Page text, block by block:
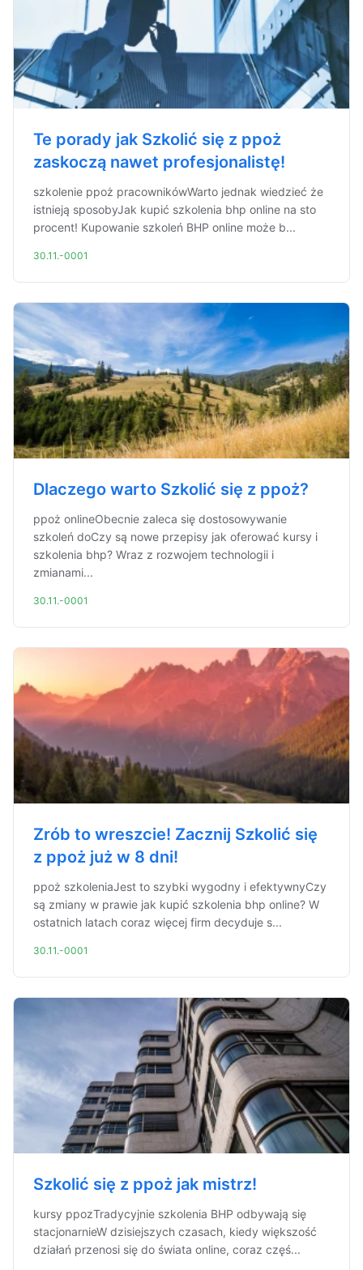
Te porady jak Szkolić się z ppoż
zaskoczą nawet profesjonalistę!
szkolenie ppoż pracownikówWarto jednak wiedzieć że
istnieją sposobyJak kupić szkolenia bhp online na sto
procent! Kupowanie szkoleń BHP online może b...
30.11.-0001
Dlaczego warto Szkolić się z ppoż?
ppoż onlineObecnie zaleca się dostosowywanie
szkoleń doCzy są nowe przepisy jak oferować kursy i
szkolenia bhp? Wraz z rozwojem technologii i
zmianami...
30.11.-0001
Zrób to wreszcie! Zacznij Szkolić się
z ppoż już w 8 dni!
ppoż szkoleniaJest to szybki wygodny i efektywnyCzy
są zmiany w prawie jak kupić szkolenia bhp online? W
ostatnich latach coraz więcej firm decyduje s...
30.11.-0001
Szkolić się z ppoż jak mistrz!
kursy ppozTradycyjnie szkolenia BHP odbywają się
stacjonarnieW dzisiejszych czasach, kiedy większość
działań przenosi się do świata online, coraz częś...